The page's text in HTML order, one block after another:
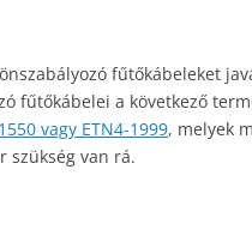
fűtőkábeleket
fűtőkábelei a következő
vagy ETN4-1999, melyek
szükség van rá.